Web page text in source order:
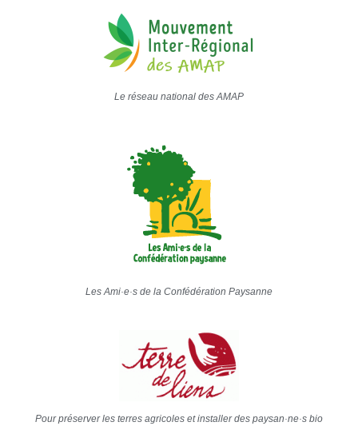
Le réseau national des AMAP
Les Ami·e·s de la Confédération Paysanne
Pour préserver les terres agricoles et installer des paysan·ne·s bio